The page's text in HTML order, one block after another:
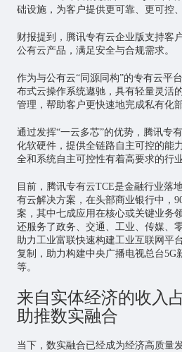
础设施，为客户提供更可靠、更可控
财报提到，腾讯专有云企业版支持客
公有云产品，满足安全与合规需求。
作为与公有云“同源同构”的专有云平
布式云操作系统遨驰，具有轻量灵活
管理，帮助客户更快速地完成私有化部
通过发挥“一云多芯”的优势，腾讯专
化软硬件，提供全链路自主可控的能
全和系统自主可控性有着高要求的行业
目前，腾讯专有云TCE是金融行业落
有云解决方案，在头部商业银行中，
案，其中七成应用在核心或关键业务
还服务了政务、交通、工业、传媒、
助力工业富联快速构建工业互联网 平
复制，助力构建中央广播电视总台5G
等。
来自实体经济的收入
助推数实融合
当下，数实融合已经成为经济高质量